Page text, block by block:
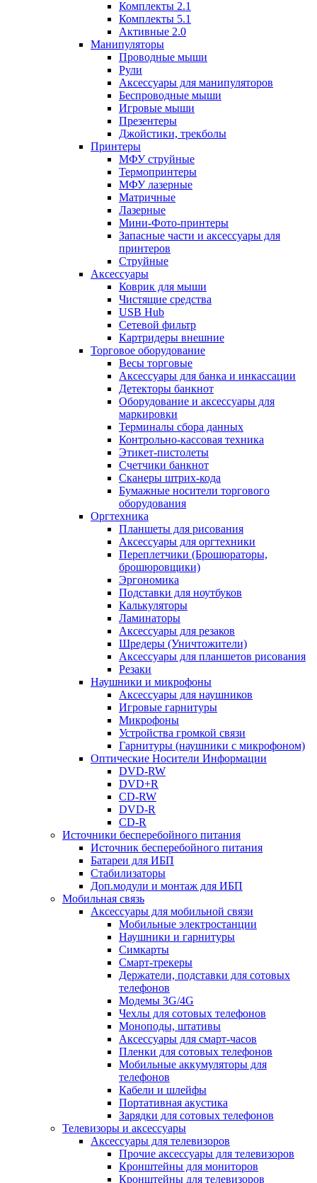
Комплекты 2.1
Комплекты 5.1
Активные 2.0
Манипуляторы
Проводные мыши
Рули
Аксессуары для манипуляторов
Беспроводные мыши
Игровые мыши
Презентеры
Джойстики, трекболы
Принтеры
МФУ струйные
Термопринтеры
МФУ лазерные
Матричные
Лазерные
Мини-Фото-принтеры
Запасные части и аксессуары для
принтеров
Струйные
Аксессуары
Коврик для мыши
Чистящие средства
USB Hub
Сетевой фильтр
Картридеры внешние
Торговое оборудование
Весы торговые
Аксессуары для банка и инкассации
Детекторы банкнот
Оборудование и аксессуары для
маркировки
Терминалы сбора данных
Контрольно-кассовая техника
Этикет-пистолеты
Счетчики банкнот
Сканеры штрих-кода
Бумажные носители торгового
оборудования
Оргтехника
Планшеты для рисования
Аксессуары для оргтехники
Переплетчики (Брошюраторы,
брошюровщики)
Эргономика
Подставки для ноутбуков
Калькуляторы
Ламинаторы
Аксессуары для резаков
Шредеры (Уничтожители)
Аксессуары для планшетов рисования
Резаки
Наушники и микрофоны
Аксессуары для наушников
Игровые гарнитуры
Микрофоны
Устройства громкой связи
Гарнитуры (наушники с микрофоном)
Оптические Носители Информации
DVD-RW
DVD+R
CD-RW
DVD-R
CD-R
Источники бесперебойного питания
Источник бесперебойного питания
Батареи для ИБП
Стабилизаторы
Доп.модули и монтаж для ИБП
Мобильная связь
Аксессуары для мобильной связи
Мобильные электростанции
Наушники и гарнитуры
Симкарты
Смарт-трекеры
Держатели, подставки для сотовых
телефонов
Модемы 3G/4G
Чехлы для сотовых телефонов
Моноподы, штативы
Аксессуары для смарт-часов
Пленки для сотовых телефонов
Мобильные аккумуляторы для
телефонов
Кабели и шлейфы
Портативная акустика
Зарядки для сотовых телефонов
Телевизоры и аксессуары
Аксессуары для телевизоров
Прочие аксессуары для телевизоров
Кронштейны для мониторов
Кронштейны для телевизоров